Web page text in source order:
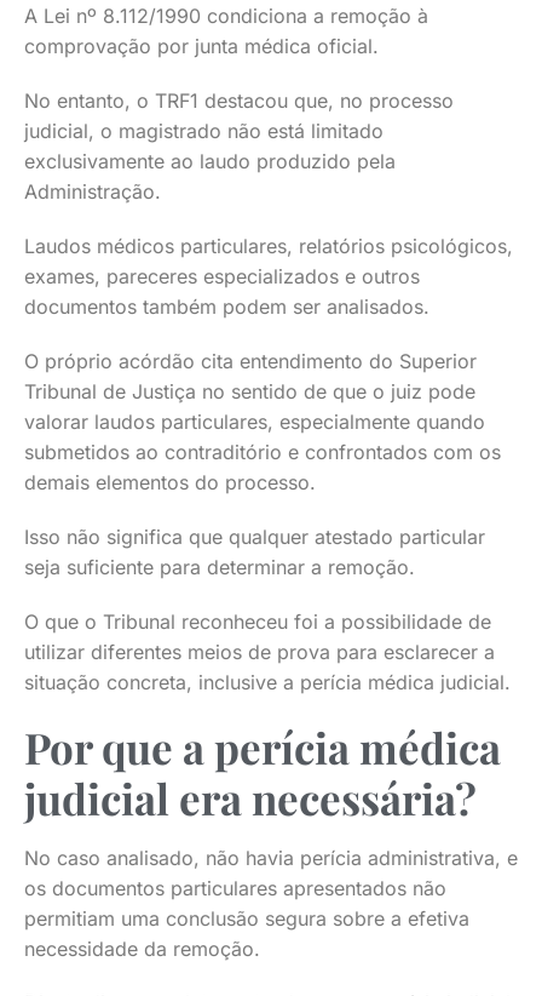
A Lei nº 8.112/1990 condiciona a remoção à
comprovação por junta médica oficial.
No entanto, o TRF1 destacou que, no processo
judicial, o magistrado não está limitado
exclusivamente ao laudo produzido pela
Administração.
Laudos médicos particulares, relatórios psicológicos,
exames, pareceres especializados e outros
documentos também podem ser analisados.
O próprio acórdão cita entendimento do Superior
Tribunal de Justiça no sentido de que o juiz pode
valorar laudos particulares, especialmente quando
submetidos ao contraditório e confrontados com os
demais elementos do processo.
Isso não significa que qualquer atestado particular
seja suficiente para determinar a remoção.
O que o Tribunal reconheceu foi a possibilidade de
utilizar diferentes meios de prova para esclarecer a
situação concreta, inclusive a perícia médica judicial.
Por que a perícia médica
judicial era necessária?
No caso analisado, não havia perícia administrativa, e
os documentos particulares apresentados não
permitiam uma conclusão segura sobre a efetiva
necessidade da remoção.